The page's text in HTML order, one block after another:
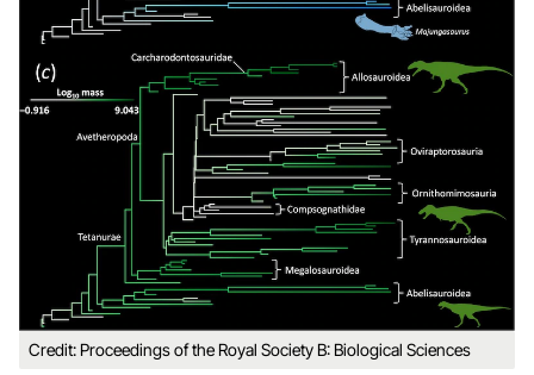
Credit: Proceedings of the Royal Society B: Biological Sciences